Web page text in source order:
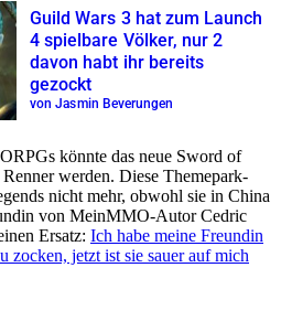
Guild Wars 3 hat zum Launch
4 spielbare Völker, nur 2
davon habt ihr bereits
gezockt
von Jasmin Beverungen
könnte das neue Sword of
werden. Diese Themepark-
nicht mehr, obwohl sie in China
von MeinMMO-Autor Cedric
Ersatz: Ich habe meine Freundin
zocken, jetzt ist sie sauer auf mich